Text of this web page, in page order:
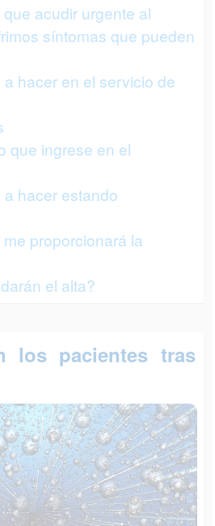
acudir urgente al
síntomas que pueden
hacer en el servicio de
que ingrese en el
hacer estando
proporcionará la
el alta?
los pacientes tras